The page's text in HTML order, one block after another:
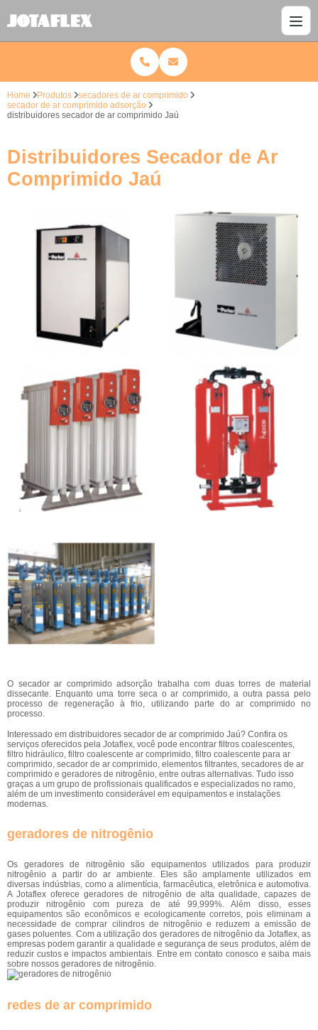
Home Produtos
secadores de ar comprimido
secador de ar comprimido adsorção
distribuidores secador de ar comprimido Jaú
Distribuidores Secador de Ar
Comprimido Jaú
O secador ar comprimido adsorção trabalha com duas torres de material
dissecante. Enquanto uma torre seca o ar comprimido, a outra passa pelo
processo de regeneração à frio, utilizando parte do ar comprimido no
processo.
Interessado em distribuidores secador de ar comprimido Jaú? Confira os
serviços oferecidos pela Jotaflex, você pode encontrar filtros coalescentes,
filtro hidráulico, filtro coalescente ar comprimido, filtro coalescente para ar
comprimido, secador de ar comprimido, elementos filtrantes, secadores de ar
comprimido e geradores de nitrogênio, entre outras alternativas. Tudo isso
graças a um grupo de profissionais qualificados e especializados no ramo,
além de um investimento considerável em equipamentos e instalações
modernas.
geradores de nitrogênio
Os geradores de nitrogênio são equipamentos utilizados para produzir
nitrogênio a partir do ar ambiente. Eles são amplamente utilizados em
diversas indústrias, como a alimentícia, farmacêutica, eletrônica e automotiva.
A Jotaflex oferece geradores de nitrogênio de alta qualidade, capazes de
produzir nitrogênio com pureza de até 99,999%. Além disso, esses
equipamentos são econômicos e ecologicamente corretos, pois eliminam a
necessidade de comprar cilindros de nitrogênio e reduzem a emissão de
gases poluentes. Com a utilização dos geradores de nitrogênio da Jotaflex, as
empresas podem garantir a qualidade e segurança de seus produtos, além de
reduzir custos e impactos ambientais. Entre em contato conosco e saiba mais
sobre nossos geradores de nitrogênio.
redes de ar comprimido